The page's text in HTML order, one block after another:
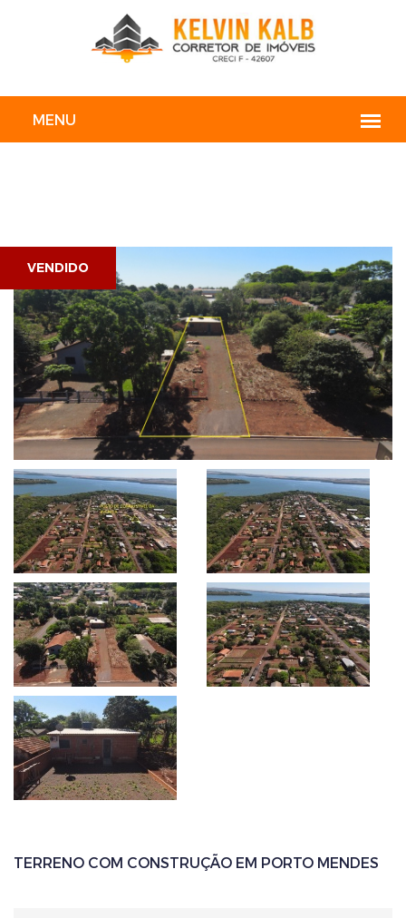
VENDIDO
TERRENO COM CONSTRUÇÃO EM PORTO MENDES